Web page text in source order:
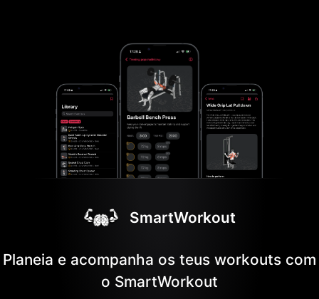
SmartWorkout
Planeia e acompanha os teus workouts com
o SmartWorkout